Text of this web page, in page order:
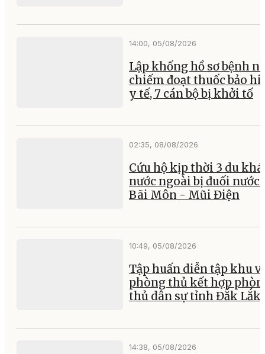
14:00, 05/08/2026
Lập khống hồ sơ bệnh
chiếm đoạt thuốc bảo
y tế, 7 cán bộ bị khởi tố
02:35, 08/08/2026
Cứu hộ kịp thời 3 du
nước ngoài bị đuối nước
Bãi Môn - Mũi Điện
10:49, 05/08/2026
Tập huấn diễn tập khu
phòng thủ kết hợp
thủ dân sự tỉnh Đắk Lắk
14:38, 05/08/2026